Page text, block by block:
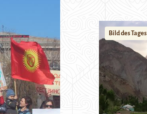
Bild des Tages